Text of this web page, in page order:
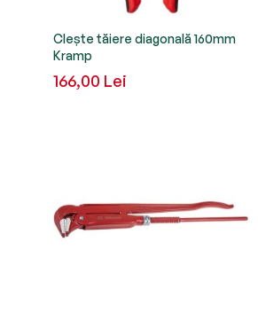
Clește tăiere diagonală 160mm
Kramp
166,00 Lei